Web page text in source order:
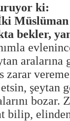
ki:
Müslüman
bekler,
şeytan
bozar.
bilip,